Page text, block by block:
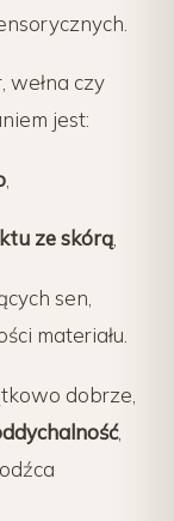
wełna czy
jest:
ze skórą,
sen,
materiału.
dobrze,
,